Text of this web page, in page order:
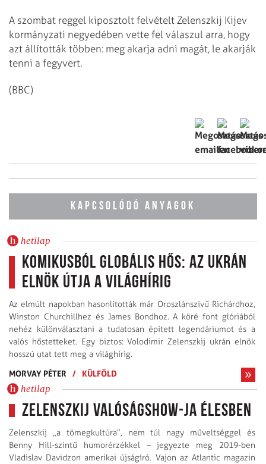
A szombat reggel kiposztolt felvételt Zelenszkij Kijev
kormányzati negyedében vette fel válaszul arra, hogy
azt állították többen: meg akarja adni magát, le akarják
tenni a fegyvert.
(BBC)
KAPCSOLÓDÓ ANYAGOK
hetilap
Komikusból globális hős: az ukrán
elnök útja a világhírig
Az elmúlt napokban hasonlították már Oroszlánszívű Richárdhoz,
Winston Churchillhez és James Bondhoz. A köré font glóriából
nehéz különválasztani a tudatosan épített legendáriumot és a
valós hős­tetteket. Egy biztos: Volodimir Zelenszkij ukrán elnök
hosszú utat tett meg a világhírig.
MORVAY PÉTER
/ KÜLFÖLD
hetilap
Zelenszkij valóságshow-ja élesben
Zelenszkij „a tömegkultúra”, nem túl nagy műveltséggel és
Benny Hill-szintű humor­érzékkel – jegyezte meg 2019-ben
Vladislav Davidzon amerikai újságíró. Vajon az Atlantic magazin